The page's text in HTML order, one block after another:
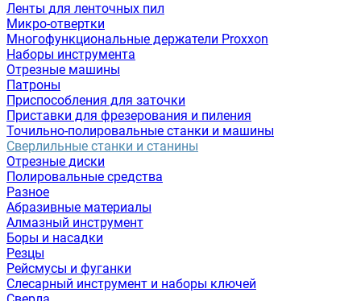
Ленты для ленточных пил
Микро-отвертки
Многофункциональные держатели Proxxon
Наборы инструмента
Отрезные машины
Патроны
Приспособления для заточки
Приставки для фрезерования и пиления
Точильно-полировальные станки и машины
Сверлильные станки и станины
Отрезные диски
Полировальные средства
Разное
Абразивные материалы
Алмазный инструмент
Боры и насадки
Резцы
Рейсмусы и фуганки
Слесарный инструмент и наборы ключей